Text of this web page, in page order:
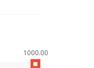
1000.00